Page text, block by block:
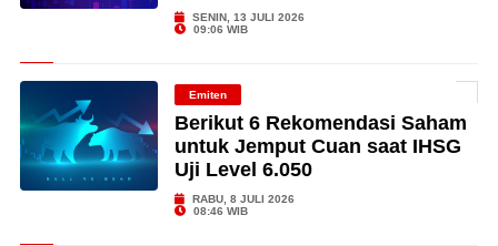
SENIN, 13 JULI 2026
09:06 WIB
Emiten
Berikut 6 Rekomendasi Saham
untuk Jemput Cuan saat IHSG
Uji Level 6.050
RABU, 8 JULI 2026
08:46 WIB